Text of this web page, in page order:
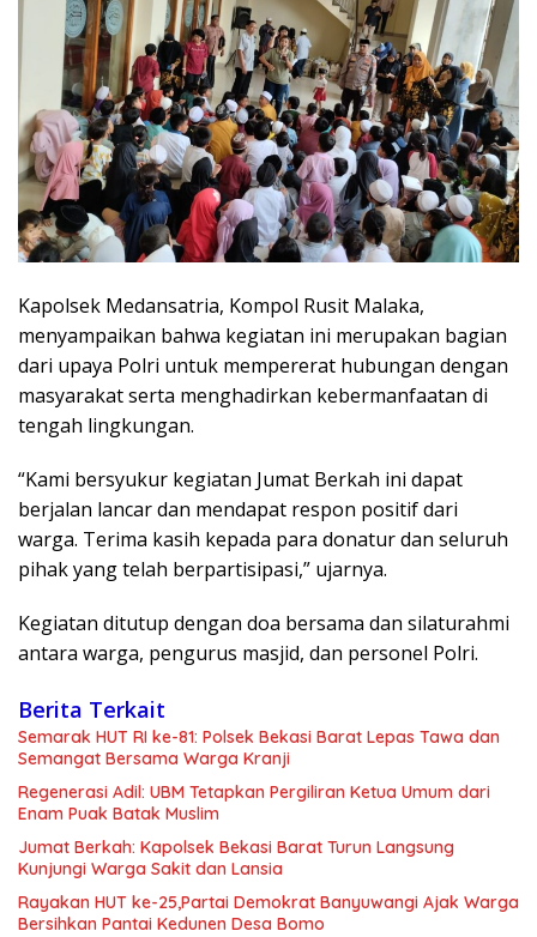
Kapolsek Medansatria, Kompol Rusit Malaka,
menyampaikan bahwa kegiatan ini merupakan bagian
dari upaya Polri untuk mempererat hubungan dengan
masyarakat serta menghadirkan kebermanfaatan di
tengah lingkungan.
“Kami bersyukur kegiatan Jumat Berkah ini dapat
berjalan lancar dan mendapat respon positif dari
warga. Terima kasih kepada para donatur dan seluruh
pihak yang telah berpartisipasi,” ujarnya.
Kegiatan ditutup dengan doa bersama dan silaturahmi
antara warga, pengurus masjid, dan personel Polri.
Berita Terkait
Semarak HUT RI ke-81: Polsek Bekasi Barat Lepas Tawa dan
Semangat Bersama Warga Kranji
Regenerasi Adil: UBM Tetapkan Pergiliran Ketua Umum dari
Enam Puak Batak Muslim
Jumat Berkah: Kapolsek Bekasi Barat Turun Langsung
Kunjungi Warga Sakit dan Lansia
Rayakan HUT ke-25,Partai Demokrat Banyuwangi Ajak Warga
Bersihkan Pantai Kedunen Desa Bomo